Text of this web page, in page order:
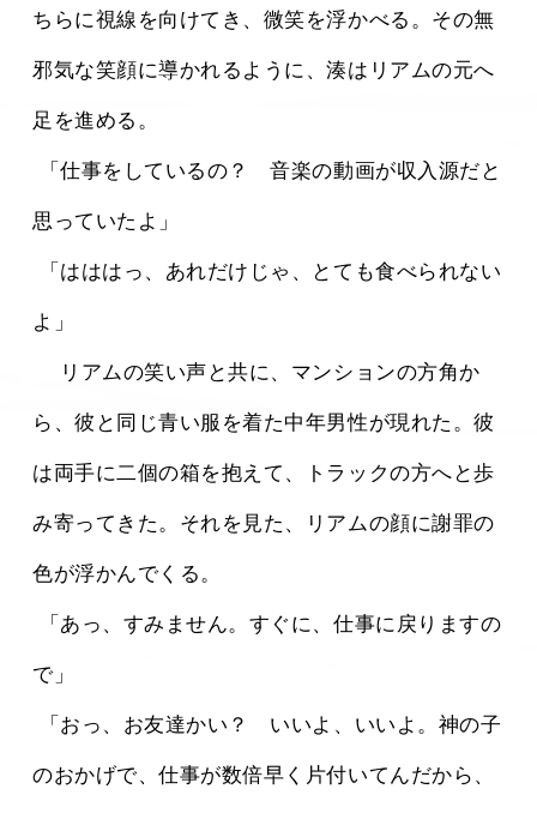
ちらに視線を向けてき、微笑を浮かべる。その無
邪気な笑顔に導かれるように、湊はリアムの元へ
足を進める。
思っていたよ」
よ」
ら、彼と同じ青い服を着た中年男性が現れた。彼
は両手に二個の箱を抱えて、トラックの方へと歩
み寄ってきた。それを見た、リアムの顔に謝罪の
色が浮かんでくる。
で」
のおかげで、仕事が数倍早く片付いてんだから、